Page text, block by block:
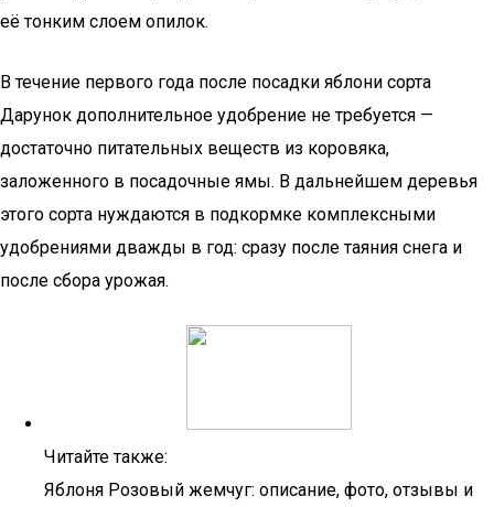
её тонким слоем опилок.
В течение первого года после посадки яблони сорта
Дарунок дополнительное удобрение не требуется —
достаточно питательных веществ из коровяка,
заложенного в посадочные ямы. В дальнейшем деревья
этого сорта нуждаются в подкормке комплексными
удобрениями дважды в год: сразу после таяния снега и
после сбора урожая.
Читайте также:
Яблоня Розовый жемчуг: описание, фото, отзывы и